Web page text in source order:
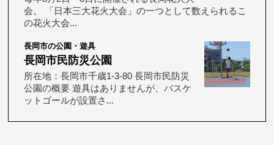
会。 「日本三大花火大会」の一つとして数えられるこ
の花火大会...
長岡市の公園・遊具
長岡市民防災公園
所在地：長岡市千歳1-3-80 長岡市民防災
公園の概要 遊具はありませんが、バスケ
ットゴールが設置さ...